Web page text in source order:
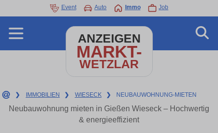
Event Auto Immo Job
ANZEIGEN
MARKT-
WETZLAR
❯ IMMOBILIEN ❯ WIESECK ❯ NEUBAUWOHNUNG-MIETEN
Neubauwohnung mieten in Gießen Wieseck – Hochwertig
& energieeffizient